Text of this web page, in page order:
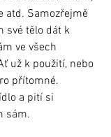
atd. Samozřejmě
své tělo dát k
ve všech
už k použití, nebo
přítomné.
a pití si
sám.